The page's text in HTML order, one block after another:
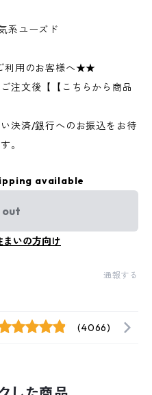
系ユーズド
利用のお客様へ★★
注文後【【こちらから商品
決済/銀行へのお振込をお待
。
available
out
まいの方向け
通報する
(4066)